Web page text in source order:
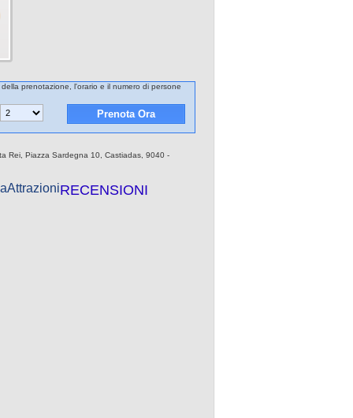
prenotazione, l'orario e il numero di persone
Rei, Piazza Sardegna 10, Castiadas, 9040 -
AttrazioniRECENSIONI